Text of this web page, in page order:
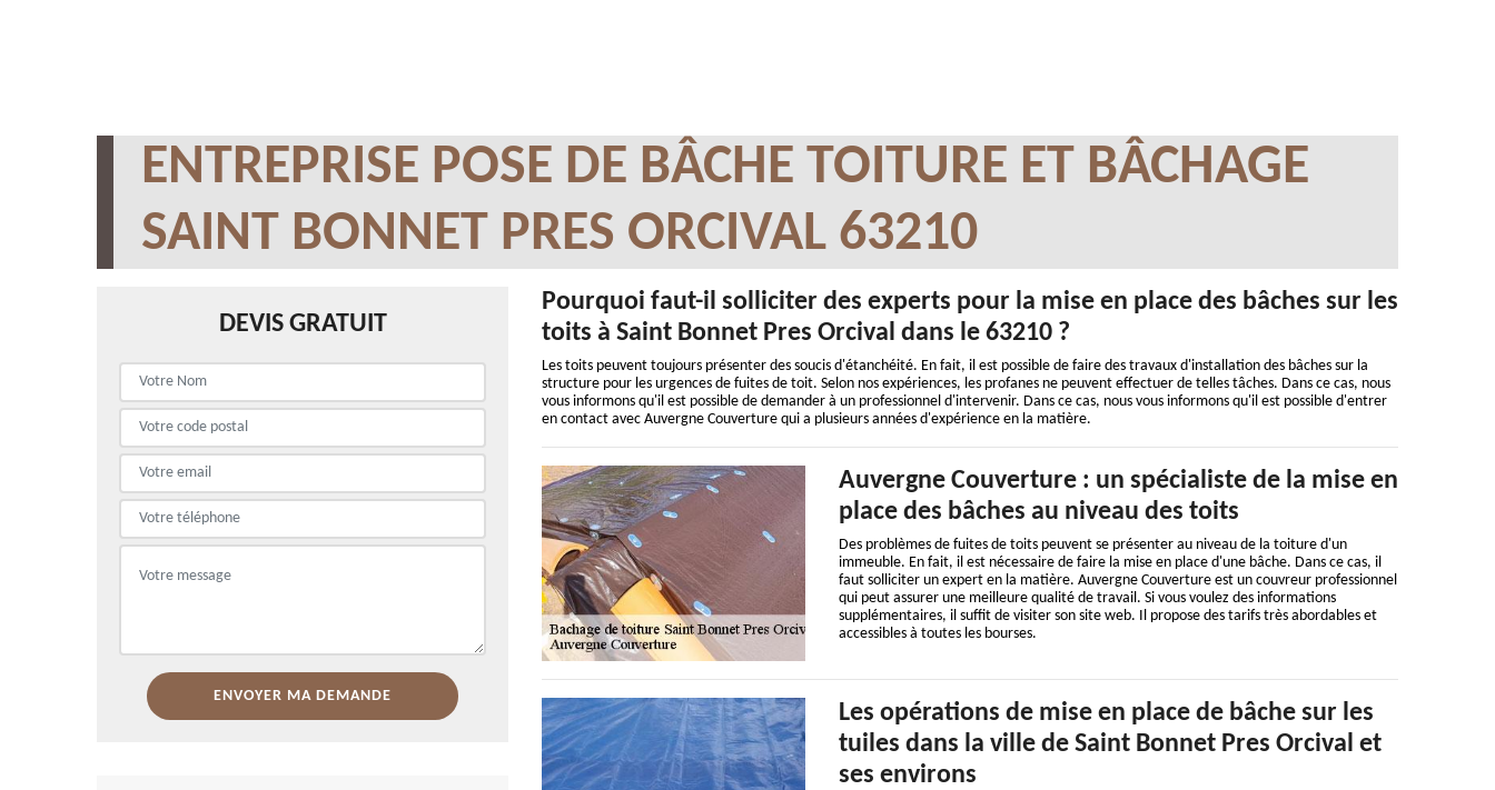
ENTREPRISE POSE DE BÂCHE TOITURE ET BÂCHAGE
SAINT BONNET PRES ORCIVAL 63210
DEVIS GRATUIT
Pourquoi faut-il solliciter des experts pour la mise en place des bâches sur les
toits à Saint Bonnet Pres Orcival dans le 63210 ?
Les toits peuvent toujours présenter des soucis d'étanchéité. En fait, il est possible de faire des travaux d'installation des bâches sur la
structure pour les urgences de fuites de toit. Selon nos expériences, les profanes ne peuvent effectuer de telles tâches. Dans ce cas, nous
vous informons qu'il est possible de demander à un professionnel d'intervenir. Dans ce cas, nous vous informons qu'il est possible d'entrer
en contact avec Auvergne Couverture qui a plusieurs années d'expérience en la matière.
Auvergne Couverture : un spécialiste de la mise en
place des bâches au niveau des toits
Des problèmes de fuites de toits peuvent se présenter au niveau de la toiture d'un
immeuble. En fait, il est nécessaire de faire la mise en place d'une bâche. Dans ce cas, il
faut solliciter un expert en la matière. Auvergne Couverture est un couvreur professionnel
qui peut assurer une meilleure qualité de travail. Si vous voulez des informations
supplémentaires, il suffit de visiter son site web. Il propose des tarifs très abordables et
accessibles à toutes les bourses.
Les opérations de mise en place de bâche sur les
tuiles dans la ville de Saint Bonnet Pres Orcival et
ses environs